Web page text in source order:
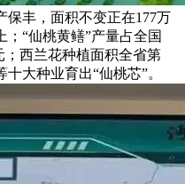
保丰，面积不变正在177万
“仙桃黄鳝”产量占全国
；西兰花种植面积全省第
大种业育出“仙桃芯”。